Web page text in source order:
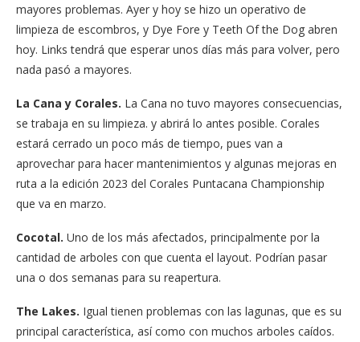
mayores problemas. Ayer y hoy se hizo un operativo de
limpieza de escombros, y Dye Fore y Teeth Of the Dog abren
hoy. Links tendrá que esperar unos días más para volver, pero
nada pasó a mayores.
La Cana y Corales. La Cana no tuvo mayores consecuencias,
se trabaja en su limpieza. y abrirá lo antes posible. Corales
estará cerrado un poco más de tiempo, pues van a
aprovechar para hacer mantenimientos y algunas mejoras en
ruta a la edición 2023 del Corales Puntacana Championship
que va en marzo.
Cocotal. Uno de los más afectados, principalmente por la
cantidad de arboles con que cuenta el layout. Podrían pasar
una o dos semanas para su reapertura.
The Lakes. Igual tienen problemas con las lagunas, que es su
principal característica, así como con muchos arboles caídos.